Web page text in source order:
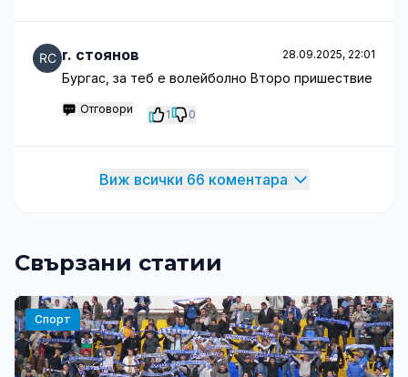
r. стоянов 28.09.2025, 22:01
Бургас, за теб е волейболно Второ пришествие
Отговори 1 0
Виж всички 66 коментара
Свързани статии
Спорт